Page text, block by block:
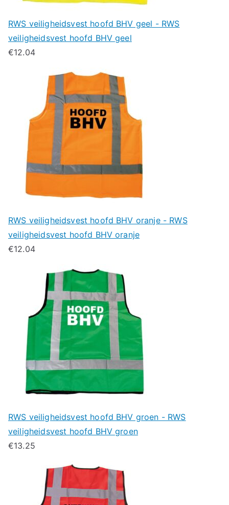
RWS veiligheidsvest hoofd BHV geel - RWS
veiligheidsvest hoofd BHV geel
€12.04
RWS veiligheidsvest hoofd BHV oranje - RWS
veiligheidsvest hoofd BHV oranje
€12.04
RWS veiligheidsvest hoofd BHV groen - RWS
veiligheidsvest hoofd BHV groen
€13.25